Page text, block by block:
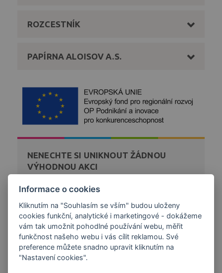
ROZCESTNÍK
PAPÍRNA ALOISOV A.S.
NENECHTE SI UNIKNOUT ŽÁDNOU
VÝHODNOU AKCI
Zaregistrujte se k bezplatnému zasílání novinek a akcí
DÁREK K NÁKUPU
Informace o cookies
Kliknutím na "Souhlasím se vším" budou uloženy
cookies funkční, analytické i marketingové - dokážeme
vám tak umožnit pohodlné používání webu, měřit
funkčnost našeho webu i vás cílit reklamou. Své
preference můžete snadno upravit kliknutím na
"Nastavení cookies".